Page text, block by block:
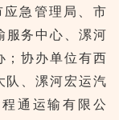
急管理局、市
服务中心、漯河
；协办单位有西
队、漯河宏运汽
通运输有限公